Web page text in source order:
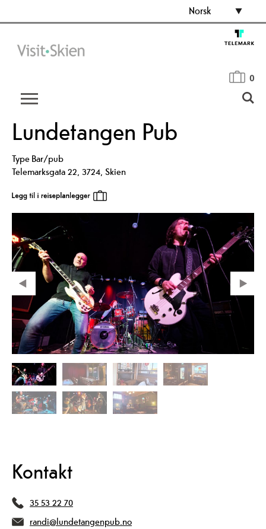
Norsk
0
Lundetangen Pub
TypeBar/pub
Telemarksgata 22, 3724, Skien
Kontakt
35 53 22 70
randi@lundetangenpub.no